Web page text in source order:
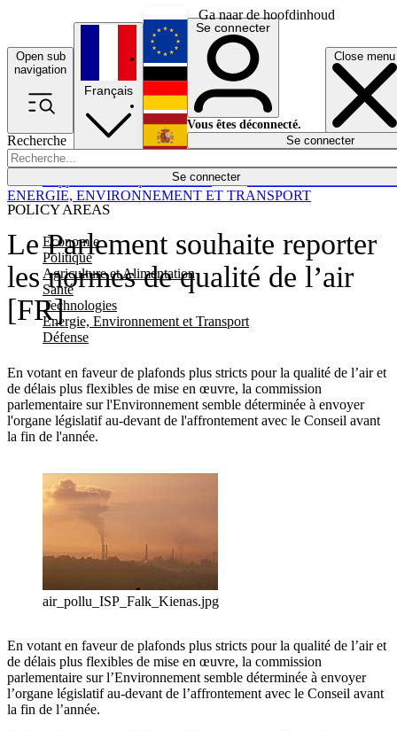
Ga naar de hoofdinhoud
Open sub
navigation
Close menu
Recherche
Se connecter
POLICY AREAS
Economie
Politique
Agriculture et Alimentation
Santé
Technologies
Energie, Environnement et Transport
Défense
Économie
Français
English
Deutsch
Español
Se connecter
Vous êtes déconnecté.
Se connecter
Le Parlement souhaite reporter
les normes de qualité de l’air
[FR]
En votant en faveur de plafonds plus stricts pour la qualité de l’air et
de délais plus flexibles de mise en œuvre, la commission
parlementaire sur l'Environnement semble déterminée à envoyer
l'organe législatif au-devant de l'affrontement avec le Conseil avant
la fin de l'année.
ENERGIE, ENVIRONNEMENT ET TRANSPORT
air_pollu_ISP_Falk_Kienas.jpg
En votant en faveur de plafonds plus stricts pour la qualité de l’air et
de délais plus flexibles de mise en œuvre, la commission
parlementaire sur l’Environnement semble déterminée à envoyer
l’organe législatif au-devant de l’affrontement avec le Conseil avant
la fin de l’année.